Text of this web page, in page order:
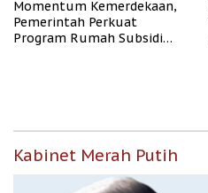
Momentum Kemerdekaan,
Pemerintah Perkuat
Program Rumah Subsidi
Kabinet Merah Putih